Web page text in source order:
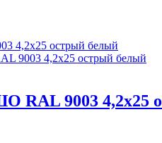
RAL 9003 4,2х25